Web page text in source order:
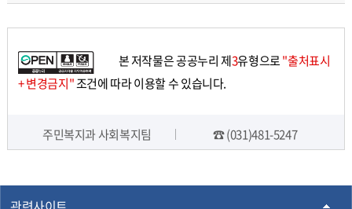
본 저작물은 공공누리 제3유형으로"출처표시
+ 변경금지"조건에 따라 이용할 수 있습니다.
주민복지과 사회복지팀 ☎ (031)481-5247